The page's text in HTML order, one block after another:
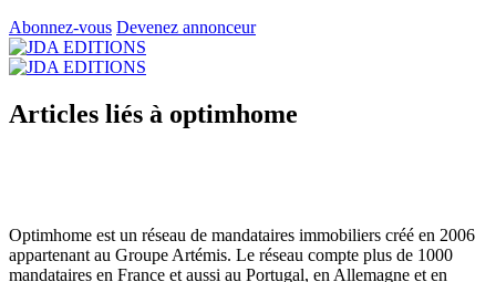
Abonnez-vous Devenez annonceur
Articles liés à optimhome
Optimhome est un réseau de mandataires immobiliers créé en 2006
appartenant au Groupe Artémis. Le réseau compte plus de 1000
mandataires en France et aussi au Portugal, en Allemagne et en